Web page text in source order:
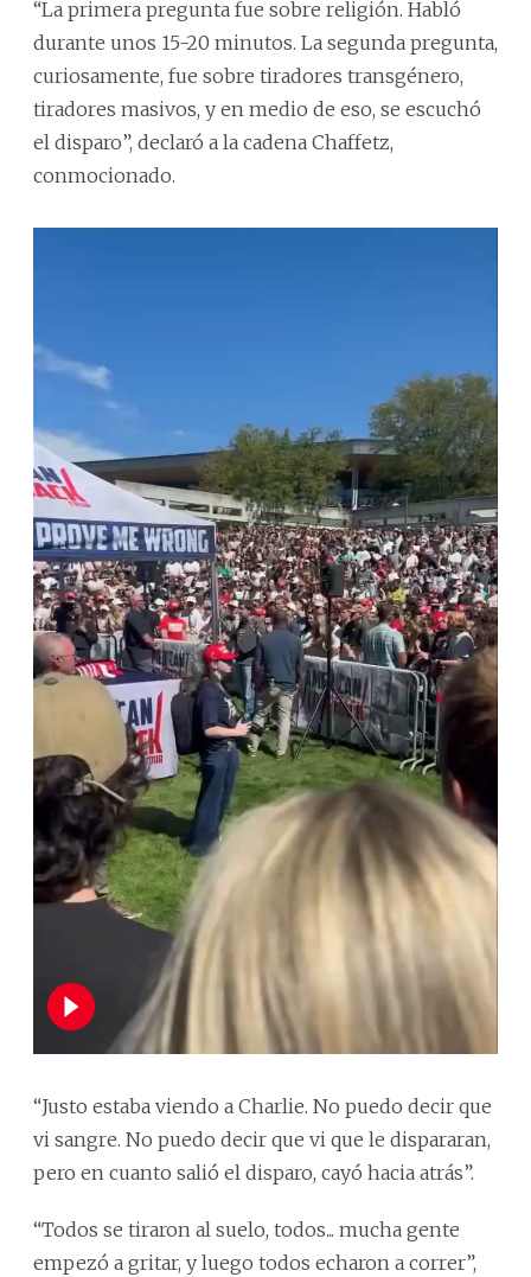
“La primera pregunta fue sobre religión. Habló
durante unos 15-20 minutos. La segunda pregunta,
curiosamente, fue sobre tiradores transgénero,
tiradores masivos, y en medio de eso, se escuchó
el disparo”, declaró a la cadena Chaffetz,
conmocionado.
“Justo estaba viendo a Charlie. No puedo decir que
vi sangre. No puedo decir que vi que le dispararan,
pero en cuanto salió el disparo, cayó hacia atrás”.
“Todos se tiraron al suelo, todos... mucha gente
empezó a gritar, y luego todos echaron a correr”,